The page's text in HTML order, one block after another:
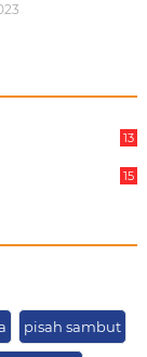
13
15
pisah sambut